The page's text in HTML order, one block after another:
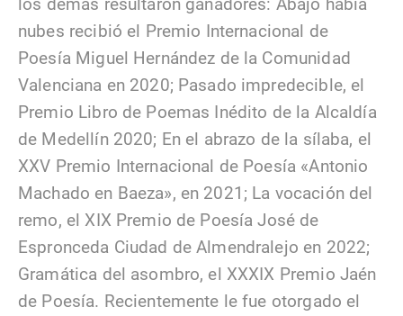
nubes recibió el Premio Internacional de
Poesía Miguel Hernández de la Comunidad
Valenciana en 2020; Pasado impredecible, el
Premio Libro de Poemas Inédito de la Alcaldía
de Medellín 2020; En el abrazo de la sílaba, el
XXV Premio Internacional de Poesía «Antonio
Machado en Baeza», en 2021; La vocación del
remo, el XIX Premio de Poesía José de
Espronceda Ciudad de Almendralejo en 2022;
Gramática del asombro, el XXXIX Premio Jaén
de Poesía. Recientemente le fue otorgado el